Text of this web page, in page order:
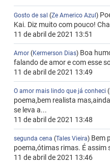
Gosto de sal (Ze Americo Azul)
Kai. Diz muito com pouco!
11 de abril de 2021 13:51
Amor (Kermerson Dias) Boa
falando de amor e com esse
11 de abril de 2021 13:49
O amor mais lindo que já conheci (
poema,bem realista
se leva a...
11 de abril de 2021 13:48
segunda cena (Tales Vieira) Bem
poema,ótimas rimas. É assim
11 de abril de 2021 13:46